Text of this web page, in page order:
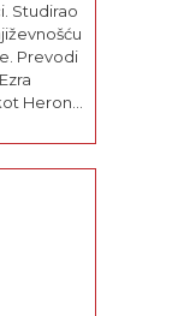
Studirao
Prevodi
Heron,
Li-Taj-